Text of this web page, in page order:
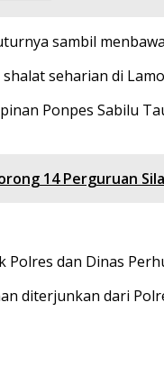
sambil
seharian di
Ponpes Sabilu
14 Perguruan
dan Dinas
diterjunkan dari